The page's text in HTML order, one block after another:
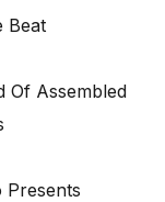
Beat
Of Assembled
Presents